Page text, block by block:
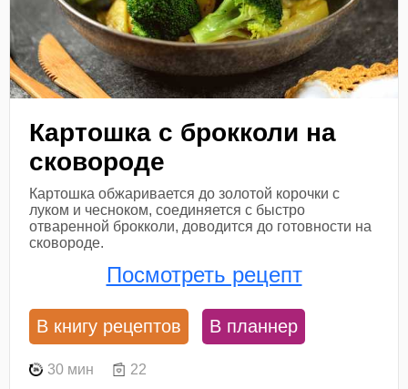
Картошка с брокколи на
сковороде
Картошка обжаривается до золотой корочки с
луком и чесноком, соединяется с быстро
отваренной брокколи, доводится до готовности на
сковороде.
Посмотреть рецепт
В книгу рецептов В планнер
30 мин 22